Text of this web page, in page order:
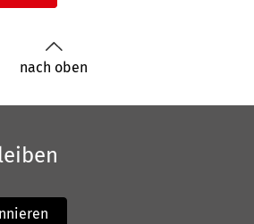
nach oben